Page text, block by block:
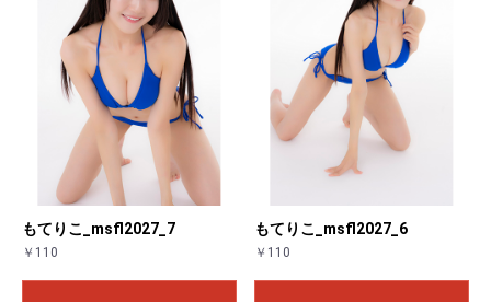
もてりこ_msfl2027_7
￥110
もてりこ_msfl2027_6
￥110